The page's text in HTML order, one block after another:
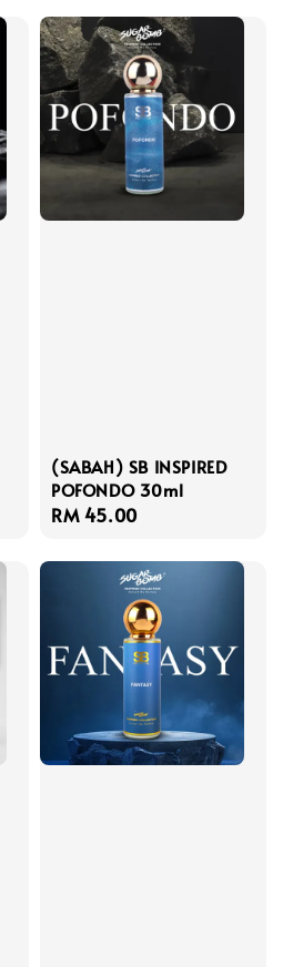
(SABAH) SB INSPIRED
POFONDO 30ml
Regular
RM 45.00